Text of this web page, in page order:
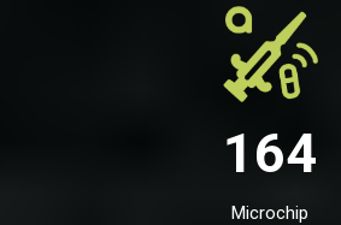
164
Microchip